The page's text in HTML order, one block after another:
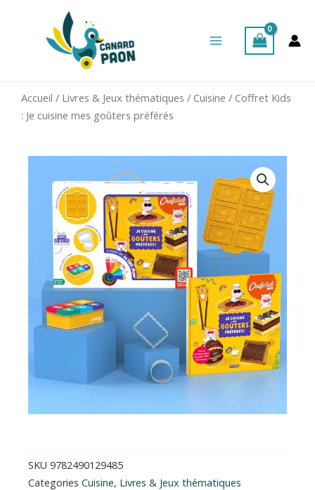
Menu
Accueil / Livres & Jeux thématiques / Cuisine / Coffret Kids
: Je cuisine mes goûters préférés
SKU 9782490129485
Categories Cuisine, Livres & Jeux thématiques